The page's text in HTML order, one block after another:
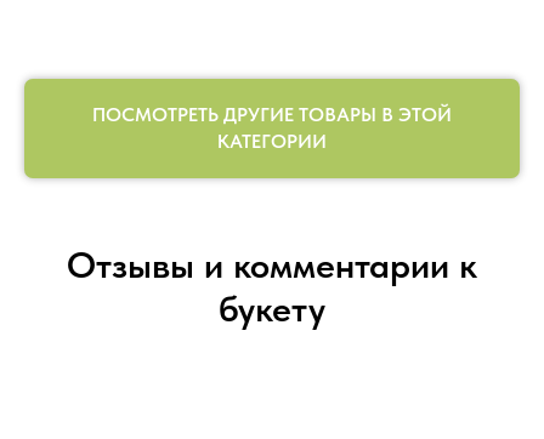
ПОСМОТРЕТЬ ДРУГИЕ ТОВАРЫ В ЭТОЙ
КАТЕГОРИИ
Отзывы и комментарии к
букету